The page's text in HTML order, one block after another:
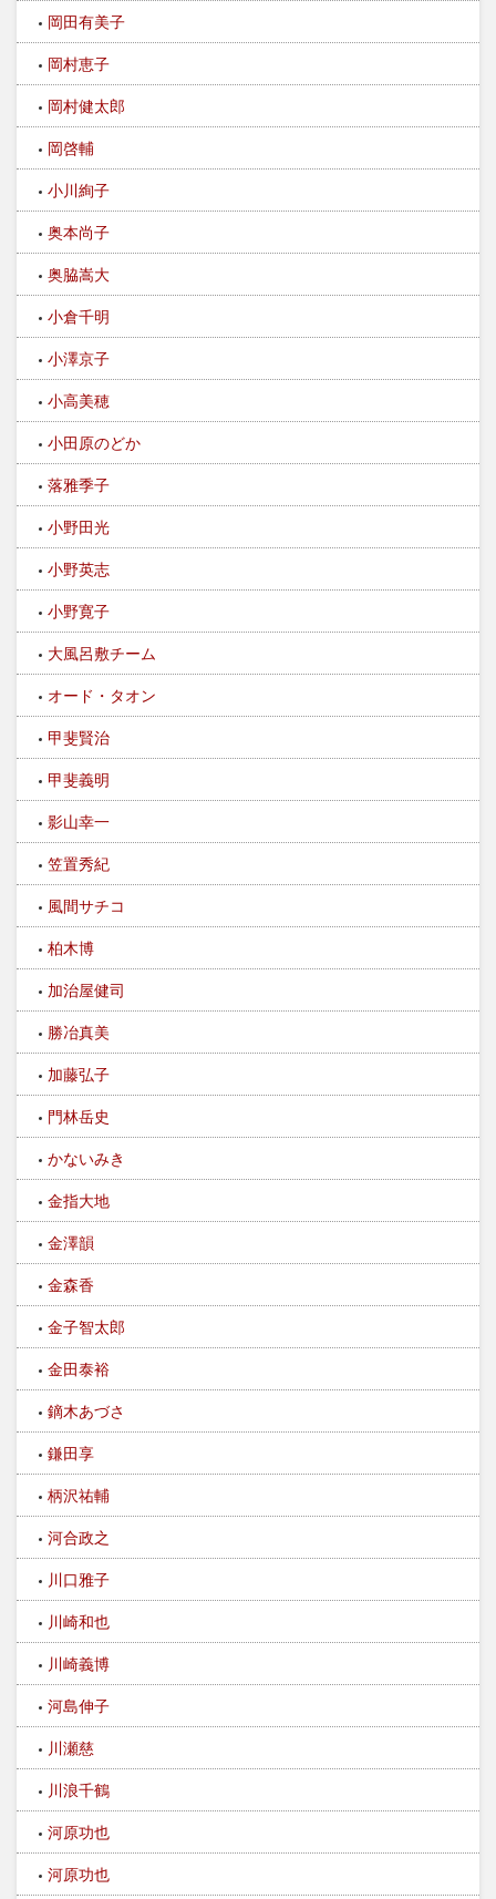
岡田有美子
岡村恵子
岡村健太郎
岡啓輔
小川絢子
奥本尚子
奥脇嵩大
小倉千明
小澤京子
小高美穂
小田原のどか
落雅季子
小野田光
小野英志
小野寛子
大風呂敷チーム
オード・タオン
甲斐賢治
甲斐義明
影山幸一
笠置秀紀
風間サチコ
柏木博
加治屋健司
勝冶真美
加藤弘子
門林岳史
かないみき
金指大地
金澤韻
金森香
金子智太郎
金田泰裕
鏑木あづさ
鎌田享
柄沢祐輔
河合政之
川口雅子
川崎和也
川崎義博
河島伸子
川瀬慈
川浪千鶴
河原功也
河原功也